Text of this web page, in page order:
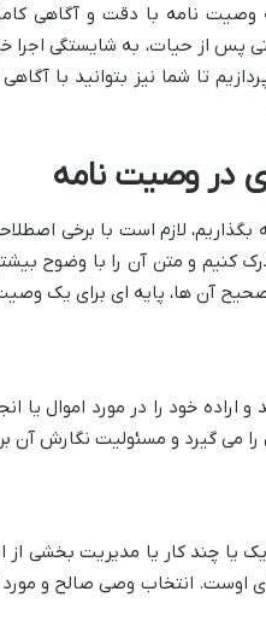
نامه با دقت و آگاهی
پس از حیات، به شایستگی اجرا
تا شما نیز بتوانید با
در وصیت نامه
لازم است با برخی
کنیم و متن آن را با وضوح
آن ها، پایه ای برای یک
خود را در مورد اموال یا
می گیرد و مسئولیت نگارش آن
یا چند کار یا مدیریت بخشی
انتخاب وصی صالح و مورد